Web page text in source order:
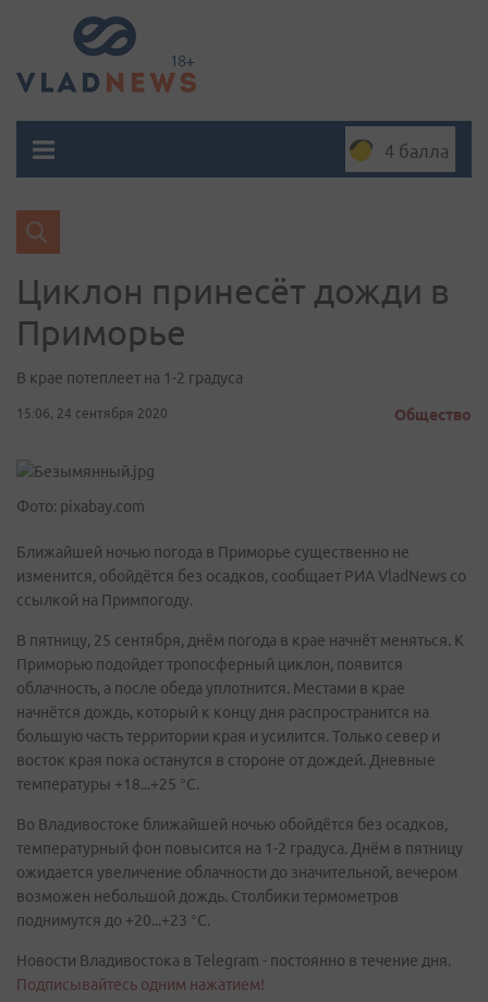
4 балла
Циклон принесёт дожди в
Приморье
В крае потеплеет на 1-2 градуса
15:06, 24 сентября 2020 Общество
Фото: pixabay.com
Ближайшей ночью погода в Приморье существенно не
изменится, обойдётся без осадков, сообщает РИА VladNews со
ссылкой на Примпогоду.
В пятницу, 25 сентября, днём погода в крае начнёт меняться. К
Приморью подойдет тропосферный циклон, появится
облачность, а после обеда уплотнится. Местами в крае
начнётся дождь, который к концу дня распространится на
большую часть территории края и усилится. Только север и
восток края пока останутся в стороне от дождей. Дневные
температуры +18...+25 °С.
Во Владивостоке ближайшей ночью обойдётся без осадков,
температурный фон повысится на 1-2 градуса. Днём в пятницу
ожидается увеличение облачности до значительной, вечером
возможен небольшой дождь. Столбики термометров
поднимутся до +20...+23 °С.
Новости Владивостока в Telegram - постоянно в течение дня.
Подписывайтесь одним нажатием!